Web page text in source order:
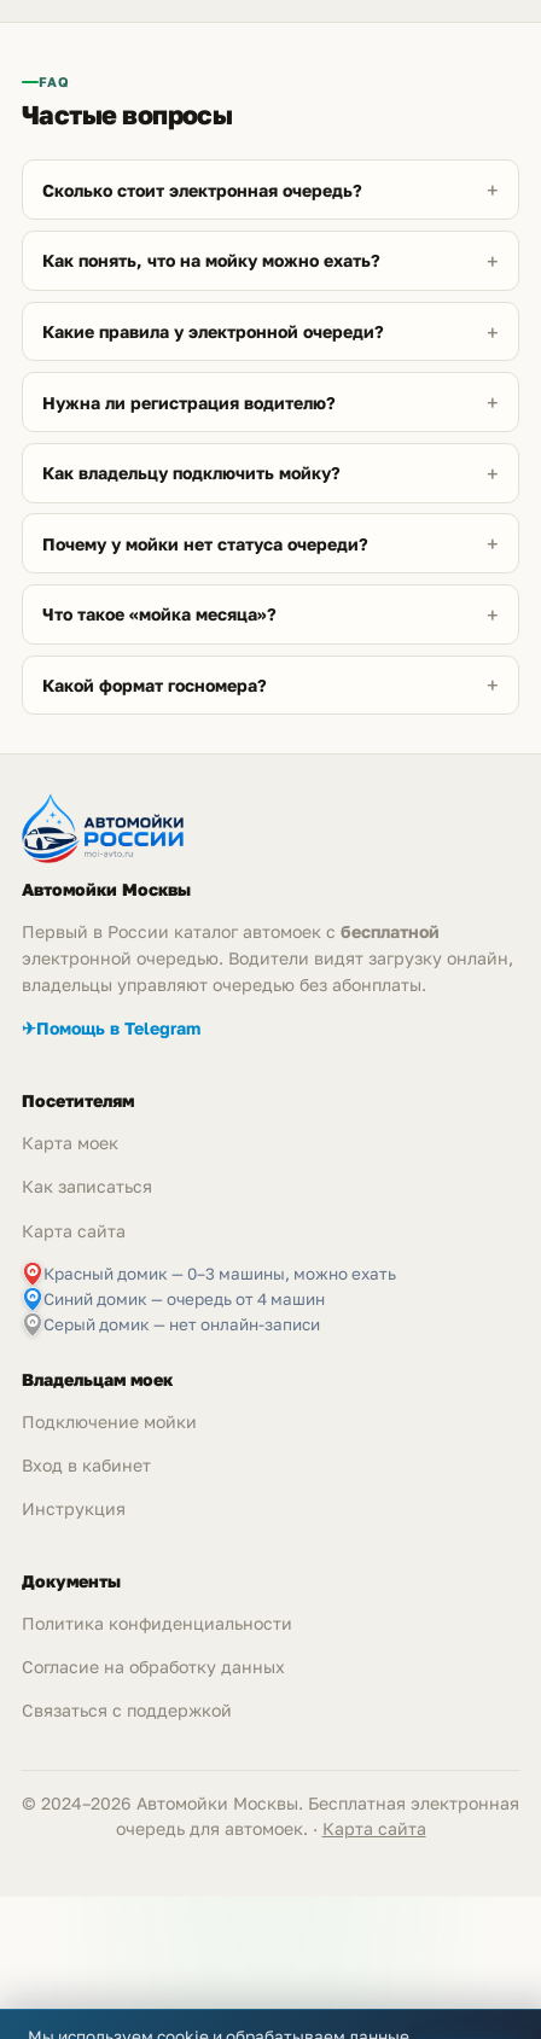
FAQ
Частые вопросы
Сколько стоит электронная очередь?
Как понять, что на мойку можно ехать?
Какие правила у электронной очереди?
Нужна ли регистрация водителю?
Как владельцу подключить мойку?
Почему у мойки нет статуса очереди?
Что такое «мойка месяца»?
Какой формат госномера?
Автомойки Москвы
Первый в России каталог автомоек с бесплатной
электронной очередью. Водители видят загрузку онлайн,
владельцы управляют очередью без абонплаты.
✈Помощь в Telegram
Посетителям
Карта моек
Как записаться
Карта сайта
Красный домик — 0–3 машины, можно ехать
Синий домик — очередь от 4 машин
Серый домик — нет онлайн-записи
Владельцам моек
Подключение мойки
Вход в кабинет
Инструкция
Документы
Политика конфиденциальности
Согласие на обработку данных
Связаться с поддержкой
© 2024–2026 Автомойки Москвы. Бесплатная электронная
очередь для автомоек. · Карта сайта